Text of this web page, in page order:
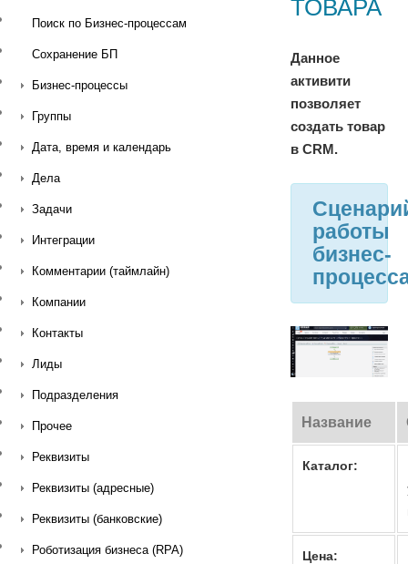
Поиск по Бизнес-процессам
Сохранение БП
Бизнес-процессы
Группы
Дата, время и календарь
Дела
Задачи
Интеграции
Комментарии (таймлайн)
Компании
Контакты
Лиды
Подразделения
Прочее
Реквизиты
Реквизиты (адресные)
Реквизиты (банковские)
Роботизация бизнеса (RPA)
ТОВАРА
Данное
активити
позволяет
создать товар
в CRM.
работы
бизнес-
Название
Каталог:
Цена: